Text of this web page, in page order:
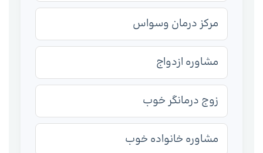
مرکز درمان وسواس
مشاوره ازدواج
زوج درمانگر خوب
مشاوره خانواده خوب